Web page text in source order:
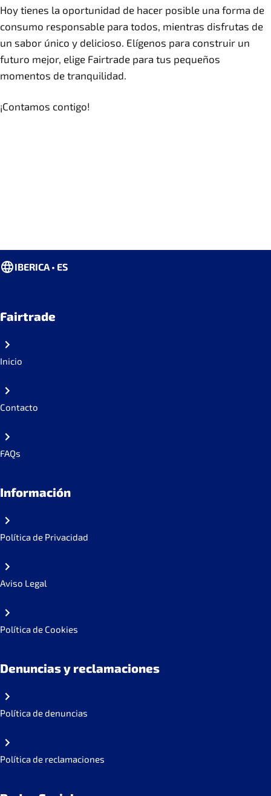
Hoy tienes la oportunidad de hacer posible una forma de
consumo responsable para todos, mientras disfrutas de
un sabor único y delicioso. Elígenos para construir un
futuro mejor, elige Fairtrade para tus pequeños
momentos de tranquilidad.
¡Contamos contigo!
IBERICA • ES
Fairtrade
Inicio
Contacto
FAQs
Información
Política de Privacidad
Aviso Legal
Política de Cookies
Denuncias y reclamaciones
Política de denuncias
Política de reclamaciones